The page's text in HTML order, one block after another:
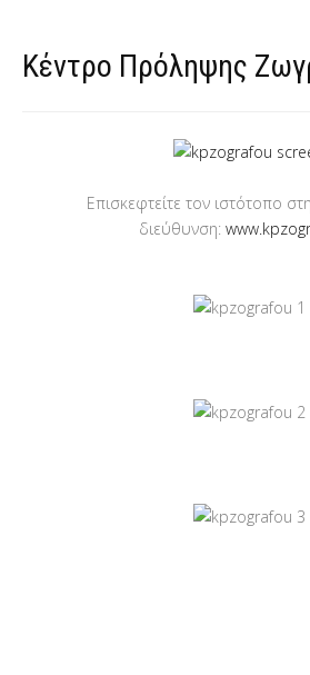
Κέντρο Πρόληψης
Επισκεφτείτε τον ιστότοπο
διεύθυνση: